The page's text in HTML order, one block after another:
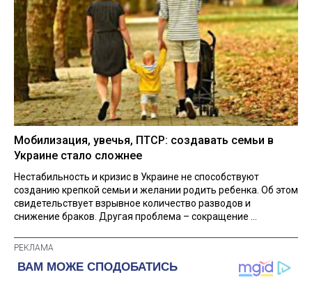
Мобилизация, увечья, ПТСР: создавать семьи в
Украине стало сложнее
Нестабильность и кризис в Украине не способствуют
созданию крепкой семьи и желании родить ребенка. Об этом
свидетельствует взрывное количество разводов и
снижение браков. Другая проблема – сокращение ...